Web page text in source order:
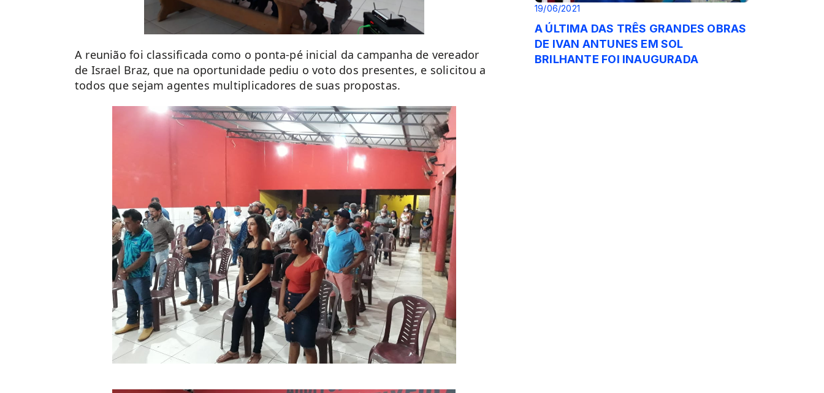
A reunião foi classificada como o ponta-pé inicial da campanha de vereador
de Israel Braz, que na oportunidade pediu o voto dos presentes, e solicitou a
todos que sejam agentes multiplicadores de suas propostas.
19/06/2021
A ÚLTIMA DAS TRÊS GRANDES OBRAS
DE IVAN ANTUNES EM SOL
BRILHANTE FOI INAUGURADA